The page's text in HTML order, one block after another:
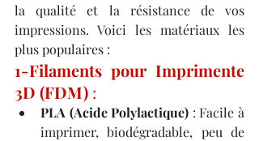
la qualité et la résistance de vos
impressions. Voici les matériaux les
plus populaires :
1-Filaments pour Imprimente
3D (FDM) :
PLA (Acide Polylactique) : Facile à
imprimer, biodégradable, peu de